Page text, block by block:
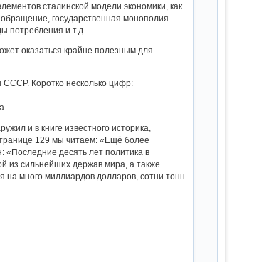
сталинской модели экономики, как
государственная монополия
потребления и т.д.
оказаться крайне полезным для
Коротко несколько цифр:
и в книге известного историка,
129 мы читаем: «Ещё более
«Последние десять лет политика в
из сильнейших держав мира, а также
на много миллиардов долларов, сотни тонн